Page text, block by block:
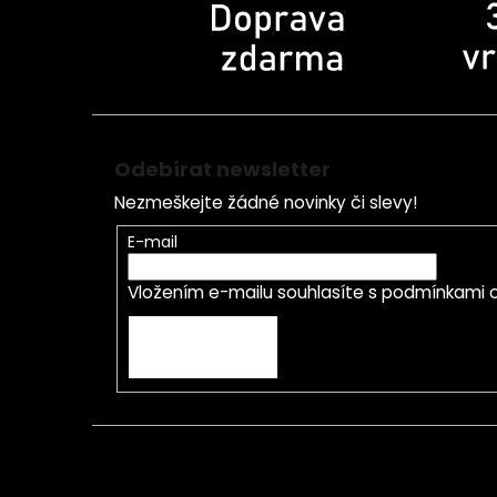
Odebírat newsletter
Nezmeškejte žádné novinky či slevy!
E-mail
Vložením e-mailu souhlasíte s podmínkami